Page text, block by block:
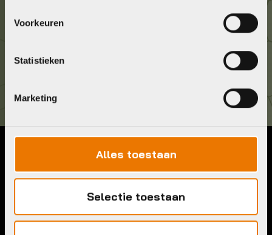
Voorkeuren
Statistieken
Marketing
Alles toestaan
Selectie toestaan
Brouwerstraat 8B
Telefoon:
036 5304422
info@bykestore.nl
1315 BP Almere
Menu
Lease a bike
Service pakket